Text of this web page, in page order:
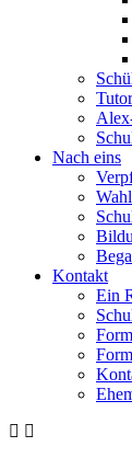
Nach eins
Kontakt
Ein